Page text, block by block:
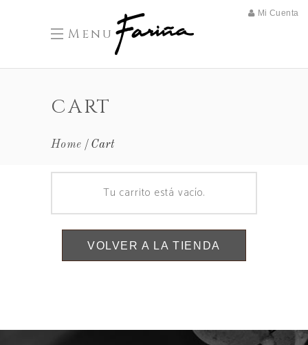
Menu
Mi Cuenta
CART
Home Cart
Tu carrito está vacío.
VOLVER A LA TIENDA